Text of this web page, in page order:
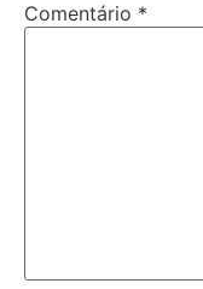
Comentário *